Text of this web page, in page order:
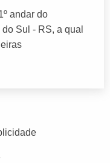
andar do
Sul - RS, a qual